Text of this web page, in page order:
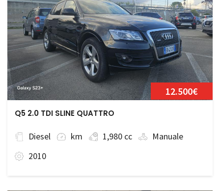
12.500€
Q5 2.0 TDI SLINE QUATTRO
Diesel km 1,980 cc
Manuale
2010